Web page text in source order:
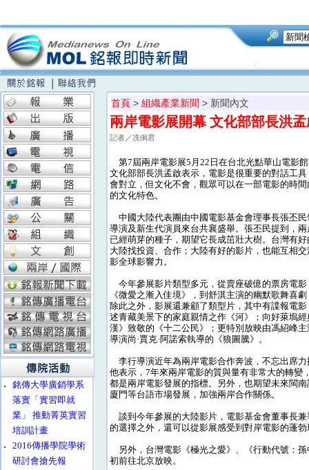
‧
銘傳大學廣銷學系
落實「實習即就
業」 推動菁英實習
培訓計畫
‧
2016傳播學院學術
研討會搶先報
首頁 > 組織產業新聞 > 新聞內文
兩岸電影展開幕 文化部部長洪
記者／冼俐君
第7屆兩岸電影展5月22日在台北光點華山電影
文化部部長洪孟啟表示，電影是很重要的對話工
會對立，但文化不會，觀眾可以在一部電影的時
的文化特色。
中國大陸代表團由中國電影基金會理事長張丕
導演及新生代演員來台共襄盛舉。張丕民提到，
已經萌芽的種子，期望它長成茁壯大樹。台灣有
大陸找投資、合作；大陸有好的影片，也能互相
影全球影響力。
今年參展影片類型多元，從賣座破億的票房電
《微愛之漸入佳境》，到舒淇主演的幽默歌舞喜
除此之外，影展還兼顧了類型片，其中有諜報電影
述青藏美景下的家庭親情之作《河》；向好萊塢
漢》致敬的《十二公民》；更特別放映由馮紹峰
導演尚·賈克·阿諾索執導的《狼圖騰》。
李行導演近年為兩岸電影合作奔波，不忘出席
他表示，7年來兩岸電影的質與量有非常大的轉變
都是兩岸電影發展的指標。另外，也期望未來閩
廈門等台語市場發展，加強兩岸合作關係。
談到今年參展的大陸影片，電影基金會董事長
的選擇之外，還可以從影展感受到對岸電影的蓬
另外，台灣電影《極光之愛》、《行動代號：
初前往北京放映。